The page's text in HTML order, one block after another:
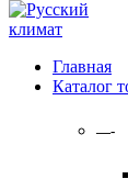
Главная
Каталог
—-